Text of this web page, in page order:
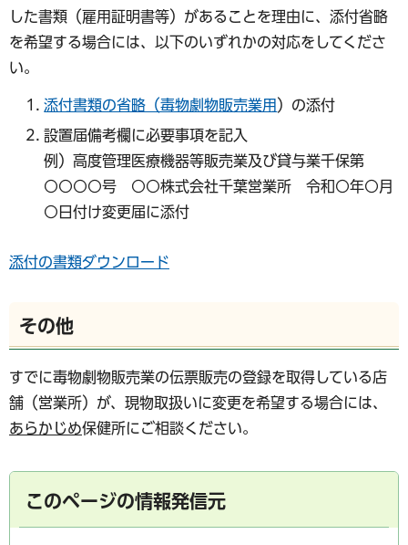
した書類（雇用証明書等）があることを理由に、添付省略
を希望する場合には、以下のいずれかの対応をしてくださ
い。
添付書類の省略（毒物劇物販売業用 ）の添付
設置届備考欄に必要事項を記入
例）高度管理医療機器等販売業及び貸与業千保第
○○○○号 ○○株式会社千葉営業所 令和○年○月
○日付け変更届に添付
添付の書類ダウンロード
その他
すでに毒物劇物販売業の伝票販売の登録を取得している店
舗（営業所）が、現物取扱いに変更を希望する場合には、
あらかじめ保健所にご相談ください。
このページの情報発信元